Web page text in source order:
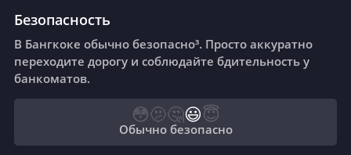
Безопасность
В Бангкоке обычно безопасно³. Просто аккуратно
переходите дорогу и соблюдайте бдительность у
банкоматов.
😳🫤🤔😃😇
Обычно безопасно